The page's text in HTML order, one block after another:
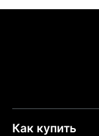
Как купить